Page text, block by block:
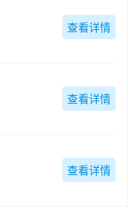
查看详情
查看详情
查看详情